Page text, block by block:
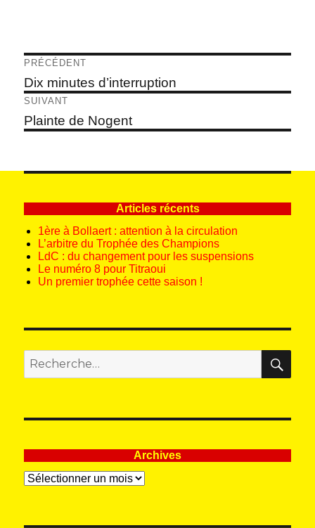
Navigation
de
l’article
PRÉCÉDENT
Article
précédent :
Dix minutes d’interruption
SUIVANT
Article
suivant :
Plainte de Nogent
Articles récents
1ère à Bollaert : attention à la circulation
L’arbitre du Trophée des Champions
LdC : du changement pour les suspensions
Le numéro 8 pour Titraoui
Un premier trophée cette saison !
pour
:
Archives
Archives